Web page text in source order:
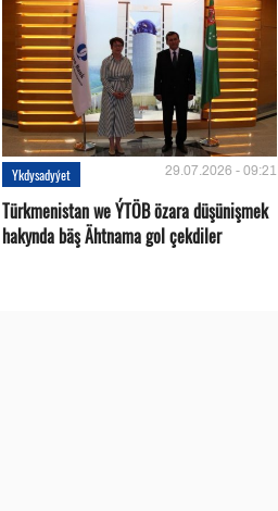
Ykdysadyýet 29.07.2026 - 09:21
Türkmenistan we ÝTÖB özara düşünişmek
hakynda bäş Ähtnama gol çekdiler